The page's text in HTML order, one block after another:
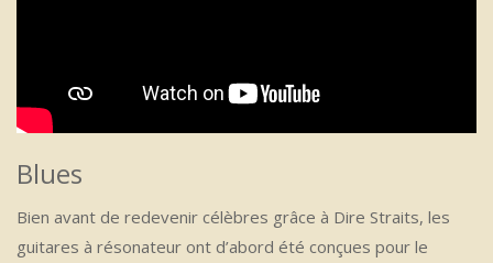
Blues
Bien avant de redevenir célèbres grâce à Dire Straits, les
guitares à résonateur ont d’abord été conçues pour le